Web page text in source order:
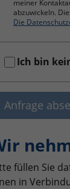
meiner
abzuwickeln.
Die
Ich bin
Anfrage
füllen Sie
in